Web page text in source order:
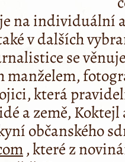
na individuální
v dalších
se
manželem,
která
a země,
občanského
, které z